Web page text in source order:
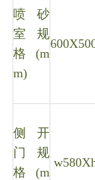
喷砂
室规
格 (m
m)
侧开
门规
格 (m